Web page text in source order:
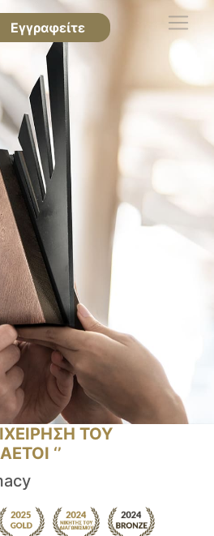
Εγγραφείτε
ΤΟΥ
‘’